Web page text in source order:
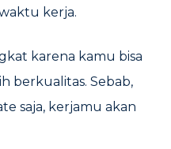
kerja.
karena kamu bisa
berkualitas. Sebab,
saja, kerjamu akan